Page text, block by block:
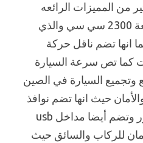
من المميزات الرائعه
حيث انها تأتى بمحرك بسعة 2300 سي سي والذي
حصان ، كما انها تضم ناقل حركة
بـ 4 سرعات كما تص سرعة السيارة
وتجميع السيارة في الصين
حيث انها تضم نوافذ
كهربائية ومكيف هواء وباور وتضم أيضا مداخل usb
للركاب والسائق حيث